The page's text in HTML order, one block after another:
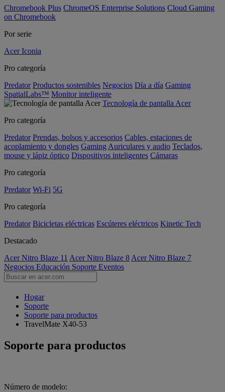
Chromebook Plus ChromeOS Enterprise Solutions Cloud Gaming
on Chromebook
Por serie
Acer Iconia
Pro categoría
Predator Productos sostenibles Negocios Día a día Gaming
SpatialLabs™ Monitor inteligente
Tecnología de pantalla Acer
Pro categoría
Predator Prendas, bolsos y accesorios Cables, estaciones de
acoplamiento y dongles Gaming Auriculares y audio Teclados,
mouse y lápiz óptico Dispositivos inteligentes Cámaras
Pro categoría
Predator Wi-Fi 5G
Pro categoría
Predator Bicicletas eléctricas Escúteres eléctricos Kinetic Tech
Destacado
Acer Nitro Blaze 11 Acer Nitro Blaze 8 Acer Nitro Blaze 7
Negocios Educación Soporte Eventos
Hogar
Soporte
Soporte para productos
TravelMate X40-53
Soporte para productos
Número de modelo: